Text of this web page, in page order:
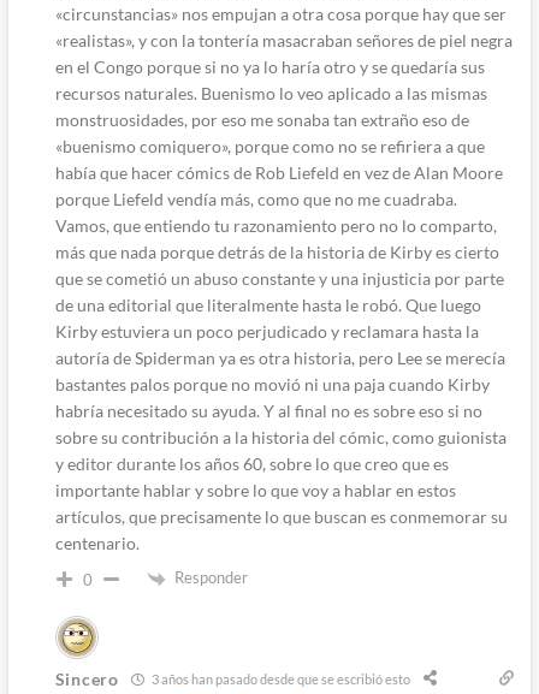
«circunstancias» nos empujan a otra cosa porque hay que ser
«realistas», y con la tontería masacraban señores de piel negra
en el Congo porque si no ya lo haría otro y se quedaría sus
recursos naturales. Buenismo lo veo aplicado a las mismas
monstruosidades, por eso me sonaba tan extraño eso de
«buenismo comiquero», porque como no se refiriera a que
había que hacer cómics de Rob Liefeld en vez de Alan Moore
porque Liefeld vendía más, como que no me cuadraba.
Vamos, que entiendo tu razonamiento pero no lo comparto,
más que nada porque detrás de la historia de Kirby es cierto
que se cometió un abuso constante y una injusticia por parte
de una editorial que literalmente hasta le robó. Que luego
Kirby estuviera un poco perjudicado y reclamara hasta la
autoría de Spiderman ya es otra historia, pero Lee se merecía
bastantes palos porque no movió ni una paja cuando Kirby
habría necesitado su ayuda. Y al final no es sobre eso si no
sobre su contribución a la historia del cómic, como guionista
y editor durante los años 60, sobre lo que creo que es
importante hablar y sobre lo que voy a hablar en estos
artículos, que precisamente lo que buscan es conmemorar su
centenario.
0 Responder
Sincero 3 años han pasado desde que se escribió esto